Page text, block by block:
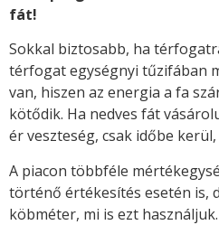
fát!
Sokkal biztosabb, ha
térfogat egységnyi tűzifában
van, hiszen az energia a fa
kötődik. Ha nedves fát
ér veszteség, csak időbe
A piacon többféle
történő értékesítés esetén is,
köbméter, mi is ezt